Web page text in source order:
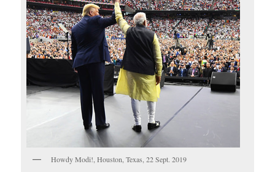
Howdy Modi!, Houston, Texas, 22 Sept. 2019